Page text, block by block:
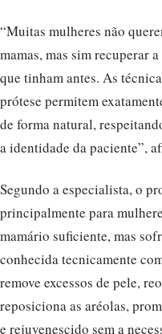
“Muitas mulheres não
mamas, mas sim recuperar
que tinham antes. As
prótese permitem
de forma natural,
a identidade da paciente”,
Segundo a especialista, o
principalmente para
mamário suficiente, mas
conhecida tecnicamente
remove excessos de pele,
reposiciona as aréolas,
e rejuvenescido sem a